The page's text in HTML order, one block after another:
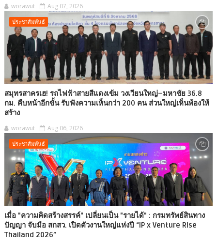
worawut Aug 07, 2026
ประชาสัมพันธ์
สมุทรสาครเฮ! รถไฟฟ้าสายสีแดงเข้ม วงเวียนใหญ่–มหาชัย 36.8
กม. คืบหน้าอีกขั้น รับฟังความเห็นกว่า 200 คน ส่วนใหญ่เห็นพ้องให้
สร้าง
worawut Aug 06, 2026
ประชาสัมพันธ์
เมื่อ "ความคิดสร้างสรรค์" เปลี่ยนเป็น "รายได้" : กรมทรัพย์สินทาง
ปัญญา จับมือ สกสว. เปิดตัวงานใหญ่แห่งปี “IP x Venture Rise
Thailand 2026”